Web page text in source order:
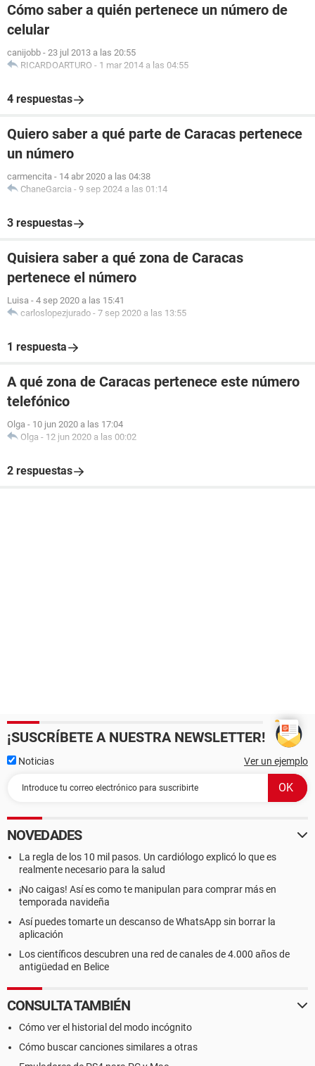
Cómo saber a quién pertenece un número de
celular
canijobb - 23 jul 2013 a las 20:55
RICARDOARTURO - 1 mar 2014 a las 04:55
4 respuestas
Quiero saber a qué parte de Caracas pertenece
un número
carmencita - 14 abr 2020 a las 04:38
ChaneGarcia - 9 sep 2024 a las 01:14
3 respuestas
Quisiera saber a qué zona de Caracas
pertenece el número
Luisa - 4 sep 2020 a las 15:41
carloslopezjurado - 7 sep 2020 a las 13:55
1 respuesta
A qué zona de Caracas pertenece este número
telefónico
Olga - 10 jun 2020 a las 17:04
Olga - 12 jun 2020 a las 00:02
2 respuestas
¡SUSCRÍBETE A NUESTRA NEWSLETTER!
Noticias Ver un ejemplo
NOVEDADES
La regla de los 10 mil pasos. Un cardiólogo explicó lo que es
realmente necesario para la salud
¡No caigas! Así es como te manipulan para comprar más en
temporada navideña
Así puedes tomarte un descanso de WhatsApp sin borrar la
aplicación
Los científicos descubren una red de canales de 4.000 años de
antigüedad en Belice
CONSULTA TAMBIÉN
Cómo ver el historial del modo incógnito
Cómo buscar canciones similares a otras